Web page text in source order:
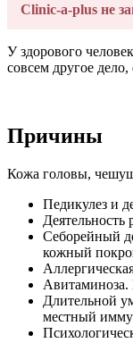
Clinic-a-plus не
У здорового
совсем другое
Причины
Кожа головы,
Педикулез и
Себорейный
кожный
Авитаминоза.
Длительной
местный